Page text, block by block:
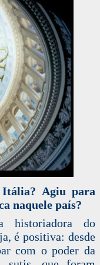
Agiu para
naquele país?
historiadora do
é positiva: desde
com o poder da